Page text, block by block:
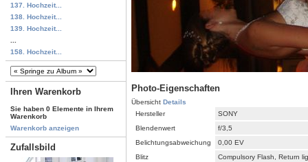
137. Hochzeit...
138. Hochzeit...
139. Hochzeit...
158. Hochzeit...
Ihren Warenkorb
Sie haben 0 Elemente in Ihrem
Warenkorb
Warenkorb anzeigen
Zufallsbild
Photo-Eigenschaften
Übersicht Details
Hersteller
SONY
Blendenwert
f/3,5
Belichtungsabweichung
0,00 EV
Blitz
Compulsory Flash, Return